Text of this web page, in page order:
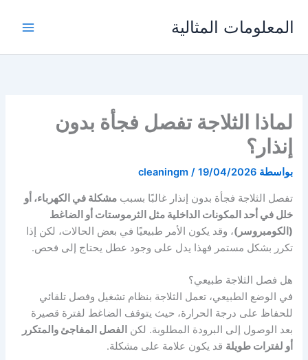
المعلومات المثالية
لماذا الثلاجة تفصل فجأة بدون
إنذار؟
بواسطة cleaningm / 19/04/2026
تفصل الثلاجة فجأة بدون إنذار غالبًا بسببمشكلة في الكهرباء، أو
خلل في أحد المكونات الداخلية مثل الثرموستات أو الضاغط
(الكومبروسر)، وقد يكون الأمر طبيعيًا في بعض الحالات، لكن إذا
تكرر بشكل مستمر فهذا يدل على وجود عطل يحتاج إلى فحص.
هل فصل الثلاجة طبيعي؟
في الوضع الطبيعي، تعمل الثلاجة بنظام تشغيل وفصل تلقائي
للحفاظ على درجة الحرارة، حيث يتوقف الضاغط لفترة قصيرة
بعد الوصول إلى البرودة المطلوبة. لكن الفصل المفاجئ والمتكرر
أو لفترات طويلة قد يكون علامة على مشكلة.